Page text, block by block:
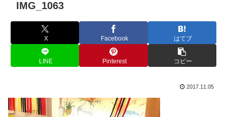
IMG_1063
X Facebook はてブ
LINE Pinterest コピー
2017.11.05